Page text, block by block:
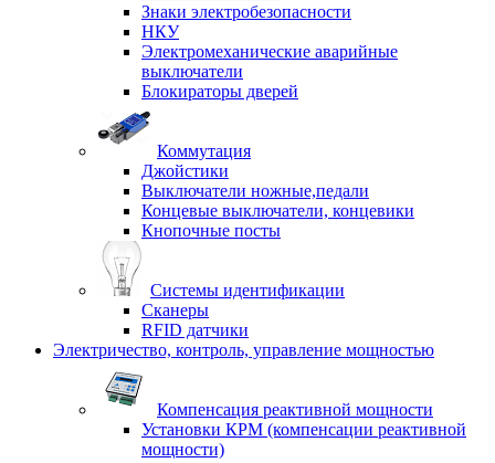
Знаки электробезопасности
НКУ
Электромеханические аварийные
выключатели
Блокираторы дверей
Коммутация
Джойстики
Выключатели ножные,педали
Концевые выключатели, концевики
Кнопочные посты
Системы идентификации
Сканеры
RFID датчики
Электричество, контроль, управление мощностью
Компенсация реактивной мощности
Установки КРМ (компенсации реактивной
мощности)